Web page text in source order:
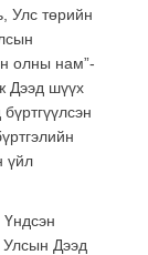
Улс төрийн
олны нам”-
Дээд шүүх
үйл
Улсын Дээд